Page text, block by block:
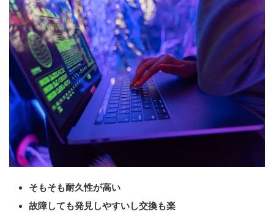
そもそも耐久性が高い
故障しても発見しやすいし交換も楽